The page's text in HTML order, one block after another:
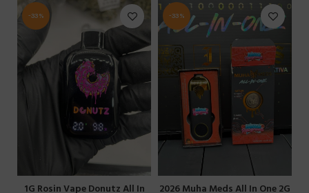
-33%
1G Rosin Vape Donutz All In
-33%
2026 Muha Meds All In One 2G